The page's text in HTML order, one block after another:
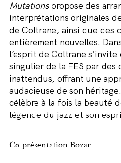
Mutationspropose des
interprétations originales
de Coltrane, ainsi que des
entièrement nouvelles.
l’esprit de Coltrane s’invite
singulier de la FES par des
inattendus, offrant une
audacieuse de son héritage.
célèbre à la fois la beauté
légende du jazz et son
Co-présentation Bozar